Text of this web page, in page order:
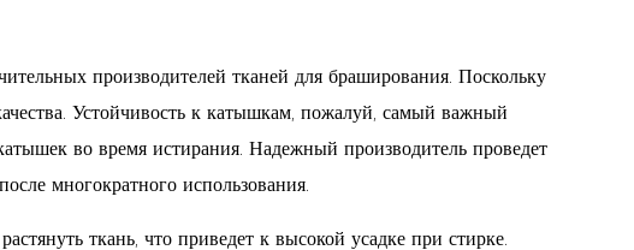
производителей тканей для браширования. Поскольку
Устойчивость к катышкам, пожалуй, самый важный
во время истирания. Надежный производитель проведет
многократного использования.
ткань, что приведет к высокой усадке при стирке.